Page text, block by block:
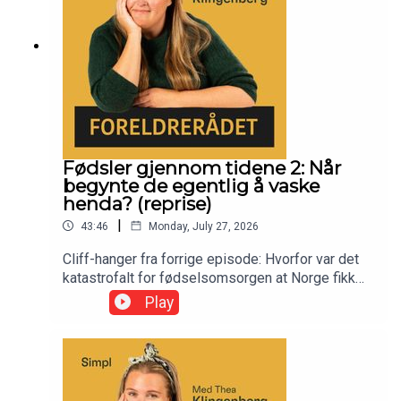
Fødsler gjennom tidene 2: Når
begynte de egentlig å vaske
henda? (reprise)
43:46 | Monday, July 27, 2026
Cliff-hanger fra forrige episode: Hvorfor var det
katastrofalt for fødselsomsorgen at Norge fikk
sitt eget universitet? Torgrim Sørnes, pensjonert
gynekolog og fødselslege, plukker opp tråden
grunn av null tro på bakterier, ingen håndvask og
blodige frakker som statussymbol. Keisersnitt,
fosterovervåkning og bedøvelse gjør etter hvert
Play